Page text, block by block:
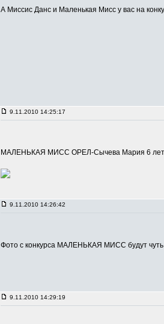
А Миссис Данс и Маленькая Мисс у вас на
9.11.2010 14:25:17
МАЛЕНЬКАЯ МИСС ОРЕЛ-Сычева Мария 6
9.11.2010 14:26:42
Фото с конкурса МАЛЕНЬКАЯ МИСС будут
9.11.2010 14:29:19